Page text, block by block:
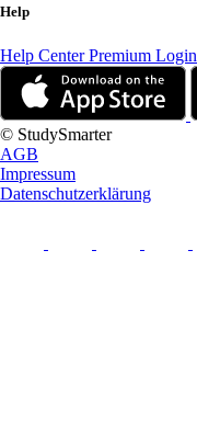
Help
Help CenterPremium Login
© StudySmarter
AGB
Impressum
Datenschutzerklärung